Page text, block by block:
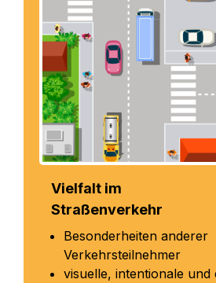
Vielfalt im
Straßenverkehr
Besonderheiten anderer
Verkehrsteilnehmer
visuelle, intentionale und